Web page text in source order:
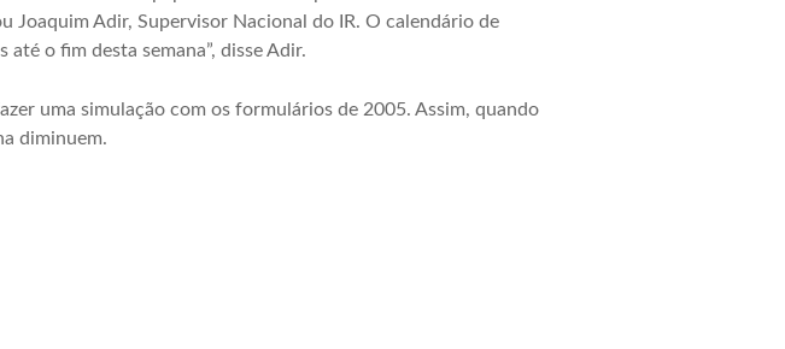
Joaquim Adir, Supervisor Nacional do IR. O calendário de
o fim desta semana”, disse Adir.
uma simulação com os formulários de 2005. Assim, quando
diminuem.